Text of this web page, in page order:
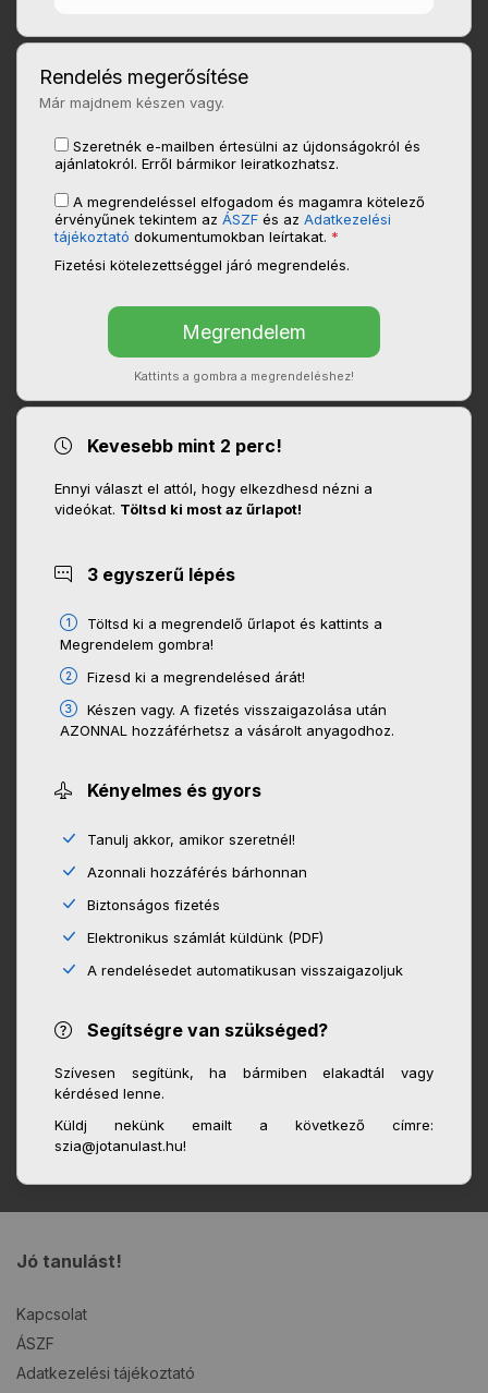
Rendelés megerősítése
Már majdnem készen vagy.
Szeretnék e-mailben értesülni az újdonságokról és
ajánlatokról. Erről bármikor leiratkozhatsz.
A megrendeléssel elfogadom és magamra kötelező
érvényűnek tekintem azÁSZF és azAdatkezelési
tájékoztató dokumentumokban leírtakat. *
Fizetési kötelezettséggel járó megrendelés.
Kattints a gombra a megrendeléshez!
Kevesebb mint 2 perc!
Ennyi választ el attól, hogy elkezdhesd nézni a
videókat. Töltsd ki most az űrlapot!
3 egyszerű lépés
Töltsd ki a megrendelő űrlapot és kattints a
Megrendelem gombra!
Fizesd ki a megrendelésed árát!
Készen vagy. A fizetés visszaigazolása után
AZONNAL hozzáférhetsz a vásárolt anyagodhoz.
Kényelmes és gyors
Tanulj akkor, amikor szeretnél!
Azonnali hozzáférés bárhonnan
Biztonságos fizetés
Elektronikus számlát küldünk (PDF)
A rendelésedet automatikusan visszaigazoljuk
Segítségre van szükséged?
Szívesen segítünk, ha bármiben elakadtál vagy
kérdésed lenne.
Küldj nekünk emailt a következő címre:
szia@jotanulast.hu!
Jó tanulást!
Kapcsolat
ÁSZF
Adatkezelési tájékoztató